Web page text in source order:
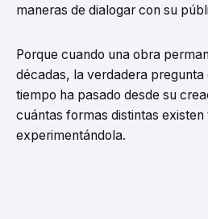
maneras de dialogar con su
Porque cuando una obra
décadas, la verdadera pregunta
tiempo ha pasado desde su
cuántas formas distintas
experimentándola.